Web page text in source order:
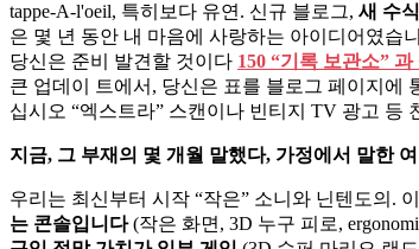
tappe-A-l'oeil, 특히보다 유연. 신규 블로그, 새 수식
은 몇 년 동안 내 마음에 사랑하는 아이디어였습
당신은 준비 발견할 것이다 150 “기록 보관소” 과
큰 업데이 트에서, 당신은 표를 블로그 페이지에
십시오 “엑스트라” 스캔이나 빈티지 TV 광고 등
지금, 그 부재의 몇 개월 말했다, 가정에서 말한
우리는 최신부터 시작 “작은” 소니와 닌텐도의.
는 콘솔입니다(작은 화면, 3D 누구 피로,